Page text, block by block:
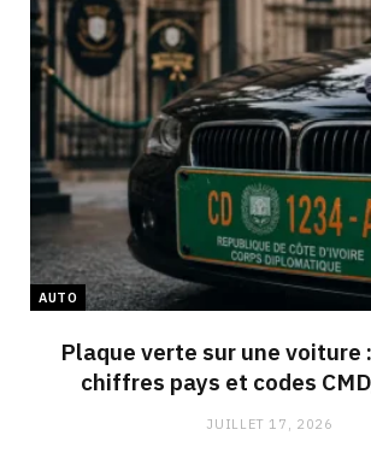
AUTO
Plaque verte sur une voiture
chiffres pays et codes
JUILLET 17, 2026